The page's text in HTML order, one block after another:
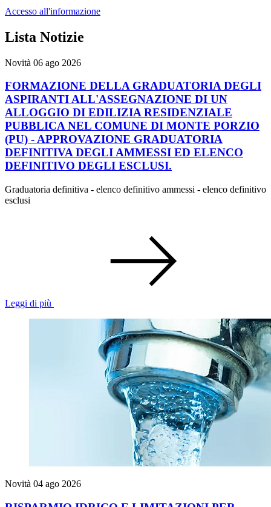
Accesso all'informazione
Lista Notizie
Novità 06 ago 2026
FORMAZIONE DELLA GRADUATORIA DEGLI
ASPIRANTI ALL'ASSEGNAZIONE DI UN
ALLOGGIO DI EDILIZIA RESIDENZIALE
PUBBLICA NEL COMUNE DI MONTE PORZIO
(PU) - APPROVAZIONE GRADUATORIA
DEFINITIVA DEGLI AMMESSI ED ELENCO
DEFINITIVO DEGLI ESCLUSI.
Graduatoria definitiva - elenco definitivo ammessi - elenco definitivo
esclusi
Leggi di più
Novità 04 ago 2026